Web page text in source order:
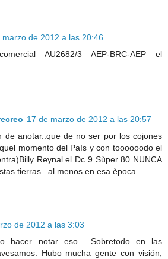
marzo de 2012 a las 20:46
AU2682/3 AEP-BRC-AEP el
17 de marzo de 2012 a las 20:57
de anotar..que de no ser por los cojones
momento del Paìs y con toooooodo el
Reynal el Dc 9 Sùper 80 NUNCA
tierras ..al menos en esa època..
de 2012 a las 3:03
hacer notar eso... Sobretodo en las
Hubo mucha gente con visión,